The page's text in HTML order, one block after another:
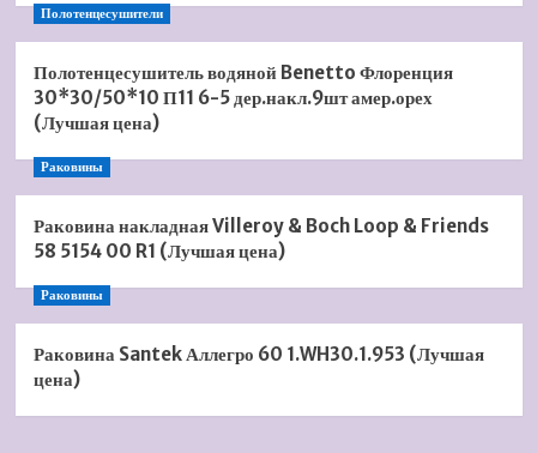
Полотенцесушители
Полотенцесушитель водяной Benetto Флоренция
30*30/50*10 П11 6-5 дер.накл.9шт амер.орех
(Лучшая цена)
Раковины
Раковина накладная Villeroy & Boch Loop & Friends
58 5154 00 R1 (Лучшая цена)
Раковины
Раковина Santek Аллегро 60 1.WH30.1.953 (Лучшая
цена)